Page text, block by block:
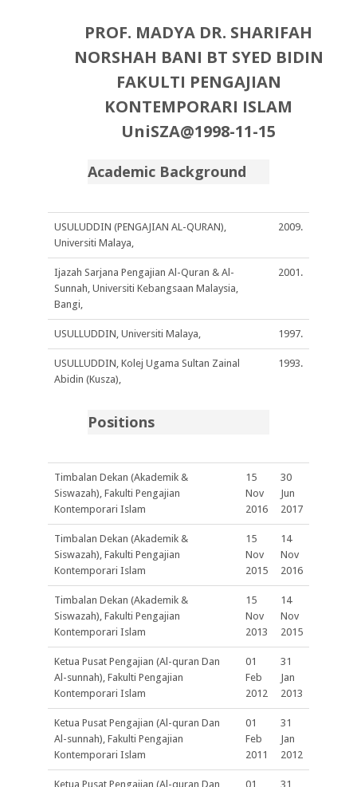
PROF. MADYA DR. SHARIFAH
NORSHAH BANI BT SYED BIDIN
FAKULTI PENGAJIAN
KONTEMPORARI ISLAM
UniSZA@1998-11-15
Academic Background
USULUDDIN (PENGAJIAN AL-QURAN),
Universiti Malaya,
2009.
Ijazah Sarjana Pengajian Al-Quran & Al-
Sunnah, Universiti Kebangsaan Malaysia,
Bangi,
2001.
USULLUDDIN, Universiti Malaya, 1997.
USULLUDDIN, Kolej Ugama Sultan Zainal
Abidin (Kusza),
1993.
Positions
Timbalan Dekan (Akademik &
Siswazah), Fakulti Pengajian
Kontemporari Islam
15
Nov
2016
30
Jun
2017
Timbalan Dekan (Akademik &
Siswazah), Fakulti Pengajian
Kontemporari Islam
15
Nov
2015
14
Nov
2016
Timbalan Dekan (Akademik &
Siswazah), Fakulti Pengajian
Kontemporari Islam
15
Nov
2013
14
Nov
2015
Ketua Pusat Pengajian (Al-quran Dan
Al-sunnah), Fakulti Pengajian
Kontemporari Islam
01
Feb
2012
31
Jan
2013
Ketua Pusat Pengajian (Al-quran Dan
Al-sunnah), Fakulti Pengajian
Kontemporari Islam
01
Feb
2011
31
Jan
2012
Ketua Pusat Pengajian (Al-quran Dan 01 31